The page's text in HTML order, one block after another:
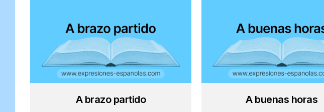
A brazo partido A buenas horas